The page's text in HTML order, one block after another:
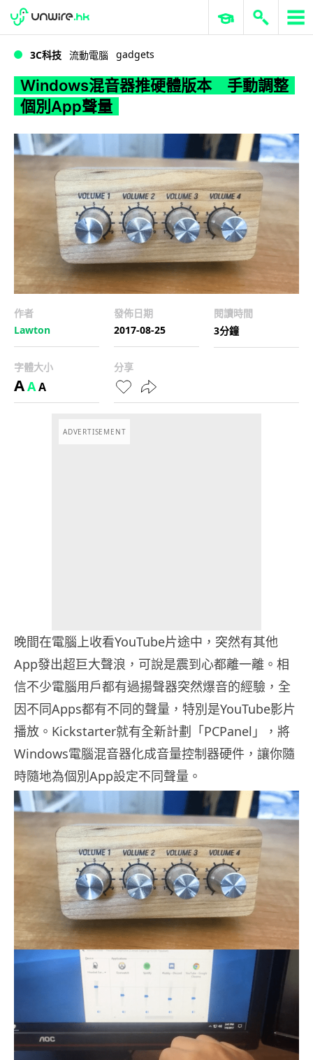
WWDC 2026 ERP 與商業 AI
3C科技 流動電腦 gadgets
Windows混音器推硬體版本 手動調整
個別App聲量
作者
Lawton
發佈日期
2017-08-25
閱讀時間
3分鐘
字體大小
AAA
分享
ADVERTISEMENT
晚間在電腦上收看YouTube片途中，突然有其他
App發出超巨大聲浪，可說是震到心都離一離。相
信不少電腦用戶都有過揚聲器突然爆音的經驗，全
因不同Apps都有不同的聲量，特別是YouTube影片
播放。Kickstarter就有全新計劃「PCPanel」，將
Windows電腦混音器化成音量控制器硬件，讓你隨
時隨地為個別App設定不同聲量。